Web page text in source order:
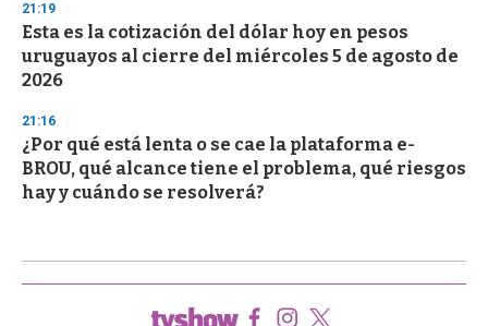
21:19
Esta es la cotización del dólar hoy en pesos
uruguayos al cierre del miércoles 5 de agosto de
2026
21:16
¿Por qué está lenta o se cae la plataforma e-
BROU, qué alcance tiene el problema, qué riesgos
hay y cuándo se resolverá?